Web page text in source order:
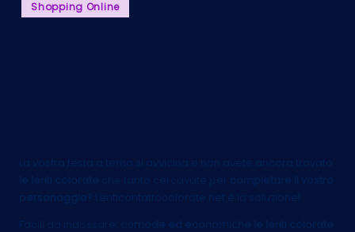
Posted
in
Shopping Online
La vostra festa a tema si avvicina e non avete ancora trovato
le lenti colorate
che tanto cercavate per completare il vostro
personaggio
? Lenticontattocolorate.net è la soluzione!
Facili da indossare, comode ed economiche le lenti colorate